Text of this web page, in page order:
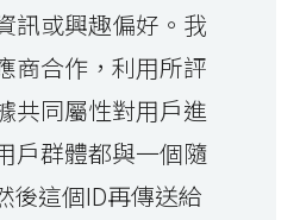
訊或興趣偏好。我
商合作，利用所評
共同屬性對用戶進
戶群體都與一個隨
後這個ID再傳送給